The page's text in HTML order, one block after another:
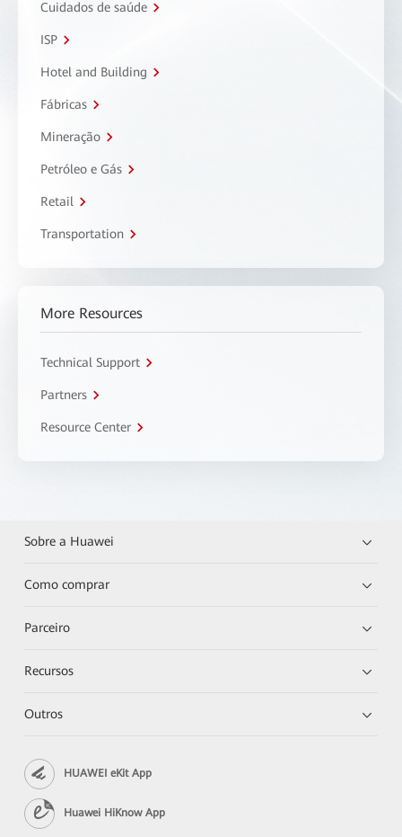
Cuidados de saúde
ISP
Hotel and Building
Fábricas
Mineração
Petróleo e Gás
Retail
Transportation
More Resources
Technical Support
Partners
Resource Center
Sobre a Huawei
Como comprar
Parceiro
Recursos
Outros
HUAWEI eKit App
Huawei HiKnow App